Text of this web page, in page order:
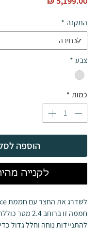
התקנה *
צבע *
כמות *
הוספה
לקנייה
חממה זו ברוחב
להתניידות נוחה וחלל גדול